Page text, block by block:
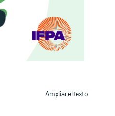
Ampliar el texto